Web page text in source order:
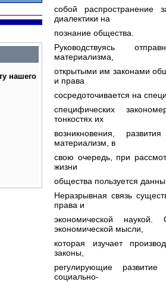
собой распространение
диалектики на
познание общества.
Руководствуясь
материализма,
открытыми им законами
и права
сосредоточивается на
специфических
тонкостях их
возникновения,
материализм, в
свою очередь, при
жизни
общества пользуется
Неразрывная связь
права и
экономической
экономической мысли,
которая изучает
законы,
регулирующие
социально-
нашего